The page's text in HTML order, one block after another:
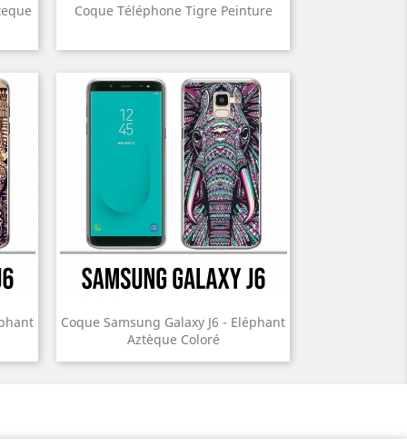
Coque Téléphone Tigre Peinture
Coque Samsung Galaxy J6 - Eléphant
Aztèque Coloré